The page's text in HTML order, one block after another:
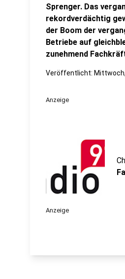
Sprenger. Das
rekordverdächtig
der Boom der
Betriebe auf
zunehmend
Veröffentlicht:
Anzeige
Anzeige